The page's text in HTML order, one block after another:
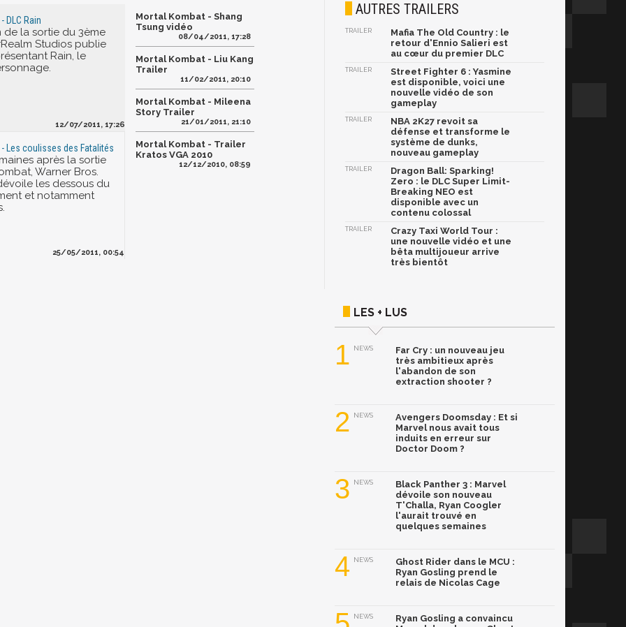
DLC Rain
de la sortie du 3ème
Studios publie
Rain, le
12/07/2011, 17:26
Les coulisses des Fatalités
après la sortie
Warner Bros.
les dessous du
et notamment
25/05/2011, 00:54
Mortal Kombat - Shang
Tsung vidéo
08/04/2011, 17:28
Mortal Kombat - Liu Kang
Trailer
11/02/2011, 20:10
Mortal Kombat - Mileena
Story Trailer
21/01/2011, 21:10
Mortal Kombat - Trailer
Kratos VGA 2010
12/12/2010, 08:59
AUTRES TRAILERS
TRAILER
Mafia The Old Country : le
retour d'Ennio Salieri est
au cœur du premier DLC
TRAILER
Street Fighter 6 : Yasmine
est disponible, voici une
nouvelle vidéo de son
gameplay
TRAILER
NBA 2K27 revoit sa
défense et transforme le
système de dunks,
nouveau gameplay
TRAILER
Dragon Ball: Sparking!
Zero : le DLC Super Limit-
Breaking NEO est
disponible avec un
contenu colossal
TRAILER
Crazy Taxi World Tour :
une nouvelle vidéo et une
bêta multijoueur arrive
très bientôt
LES + LUS
1 NEWS
Far Cry : un nouveau jeu
très ambitieux après
l'abandon de son
extraction shooter ?
2 NEWS
Avengers Doomsday : Et si
Marvel nous avait tous
induits en erreur sur
Doctor Doom ?
3 NEWS
Black Panther 3 : Marvel
dévoile son nouveau
T'Challa, Ryan Coogler
l'aurait trouvé en
quelques semaines
4 NEWS
Ghost Rider dans le MCU :
Ryan Gosling prend le
relais de Nicolas Cage
NEWS
Ryan Gosling a convaincu